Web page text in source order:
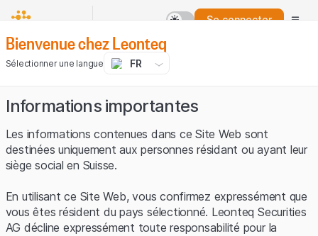
Se connecter
Bienvenue chez Leonteq
Sélectionner une langue FR
Informations importantes
Les informations contenues dans ce Site Web sont
destinées uniquement aux personnes résidant ou ayant leur
siège social en Suisse.
En utilisant ce Site Web, vous confirmez expressément que
vous êtes résident du pays sélectionné. Leonteq Securities
AG décline expressément toute responsabilité pour la